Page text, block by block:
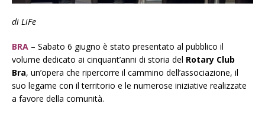
di LiFe
BRA – Sabato 6 giugno è stato presentato al pubblico il
volume dedicato ai cinquant’anni di storia del Rotary Club
Bra, un’opera che ripercorre il cammino dell’associazione, il
suo legame con il territorio e le numerose iniziative realizzate
a favore della comunità.